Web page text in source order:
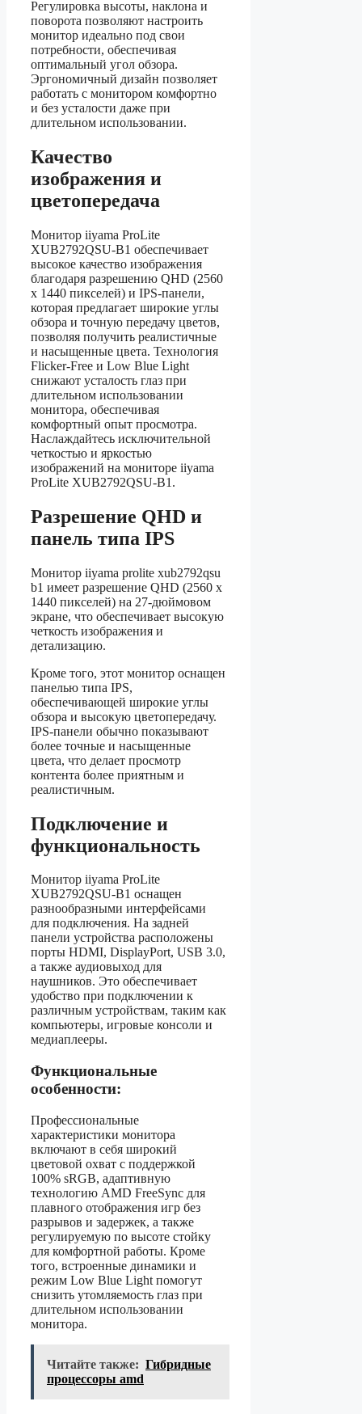
Регулировка высоты, наклона и
поворота позволяют настроить
монитор идеально под свои
потребности, обеспечивая
оптимальный угол обзора.
Эргономичный дизайн позволяет
работать с монитором комфортно
и без усталости даже при
длительном использовании.
Качество
изображения и
цветопередача
Монитор iiyama ProLite
XUB2792QSU-B1 обеспечивает
высокое качество изображения
благодаря разрешению QHD (2560
x 1440 пикселей) и IPS-панели,
которая предлагает широкие углы
обзора и точную передачу цветов,
позволяя получить реалистичные
и насыщенные цвета. Технология
Flicker-Free и Low Blue Light
снижают усталость глаз при
длительном использовании
монитора, обеспечивая
комфортный опыт просмотра.
Наслаждайтесь исключительной
четкостью и яркостью
изображений на мониторе iiyama
ProLite XUB2792QSU-B1.
Разрешение QHD и
панель типа IPS
Монитор iiyama prolite xub2792qsu
b1 имеет разрешение QHD (2560 x
1440 пикселей) на 27-дюймовом
экране, что обеспечивает высокую
четкость изображения и
детализацию.
Кроме того, этот монитор оснащен
панелью типа IPS,
обеспечивающей широкие углы
обзора и высокую цветопередачу.
IPS-панели обычно показывают
более точные и насыщенные
цвета, что делает просмотр
контента более приятным и
реалистичным.
Подключение и
функциональность
Монитор iiyama ProLite
XUB2792QSU-B1 оснащен
разнообразными интерфейсами
для подключения. На задней
панели устройства расположены
порты HDMI, DisplayPort, USB 3.0,
а также аудиовыход для
наушников. Это обеспечивает
удобство при подключении к
различным устройствам, таким как
компьютеры, игровые консоли и
медиаплееры.
Функциональные
особенности:
Профессиональные
характеристики монитора
включают в себя широкий
цветовой охват с поддержкой
100% sRGB, адаптивную
технологию AMD FreeSync для
плавного отображения игр без
разрывов и задержек, а также
регулируемую по высоте стойку
для комфортной работы. Кроме
того, встроенные динамики и
режим Low Blue Light помогут
снизить утомляемость глаз при
длительном использовании
монитора.
Читайте также: Гибридные
процессоры amd